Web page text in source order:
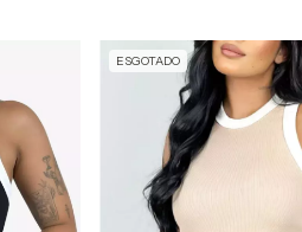
ESGOTADO